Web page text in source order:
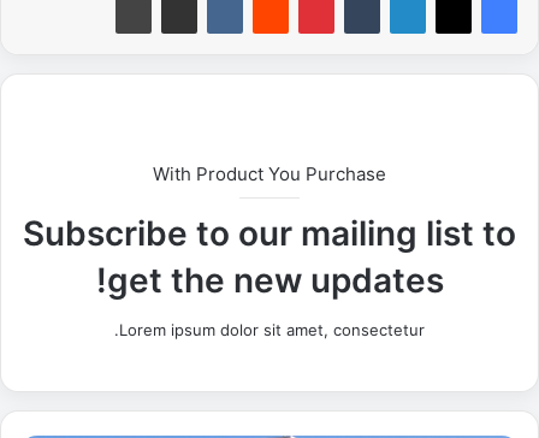
With Product You Purchase
Subscribe to our mailing list to
get the new updates!
Lorem ipsum dolor sit amet, consectetur.